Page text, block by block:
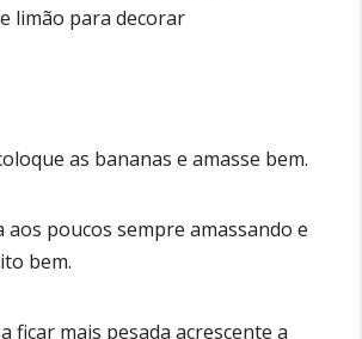
limão para decorar
as bananas e amasse bem.
aos poucos sempre amassando e
bem.
ficar mais pesada acrescente a